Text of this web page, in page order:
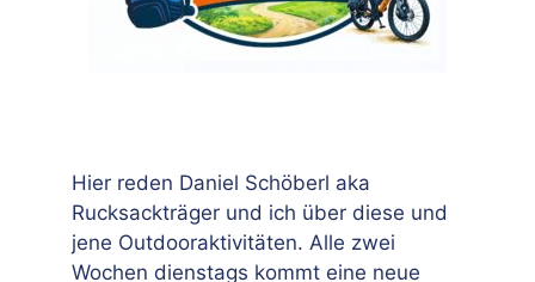
Hier reden Daniel Schöberl aka
Rucksackträger und ich über diese und
jene Outdooraktivitäten. Alle zwei
Wochen dienstags kommt eine neue